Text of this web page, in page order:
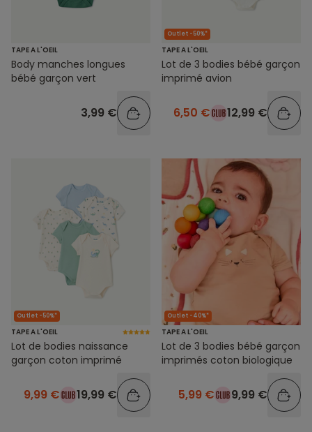
TAPE A L'OEIL
Body manches longues
bébé garçon vert
3,99 €
Outlet -50%*
TAPE A L'OEIL
Lot de 3 bodies bébé garçon
imprimé avion
6,50 € 12,99 €
Outlet -50%*
TAPE A L'OEIL
Lot de bodies naissance
garçon coton imprimé
9,99 € 19,99 €
Outlet -40%*
TAPE A L'OEIL
Lot de 3 bodies bébé garçon
imprimés coton biologique
5,99 € 9,99 €